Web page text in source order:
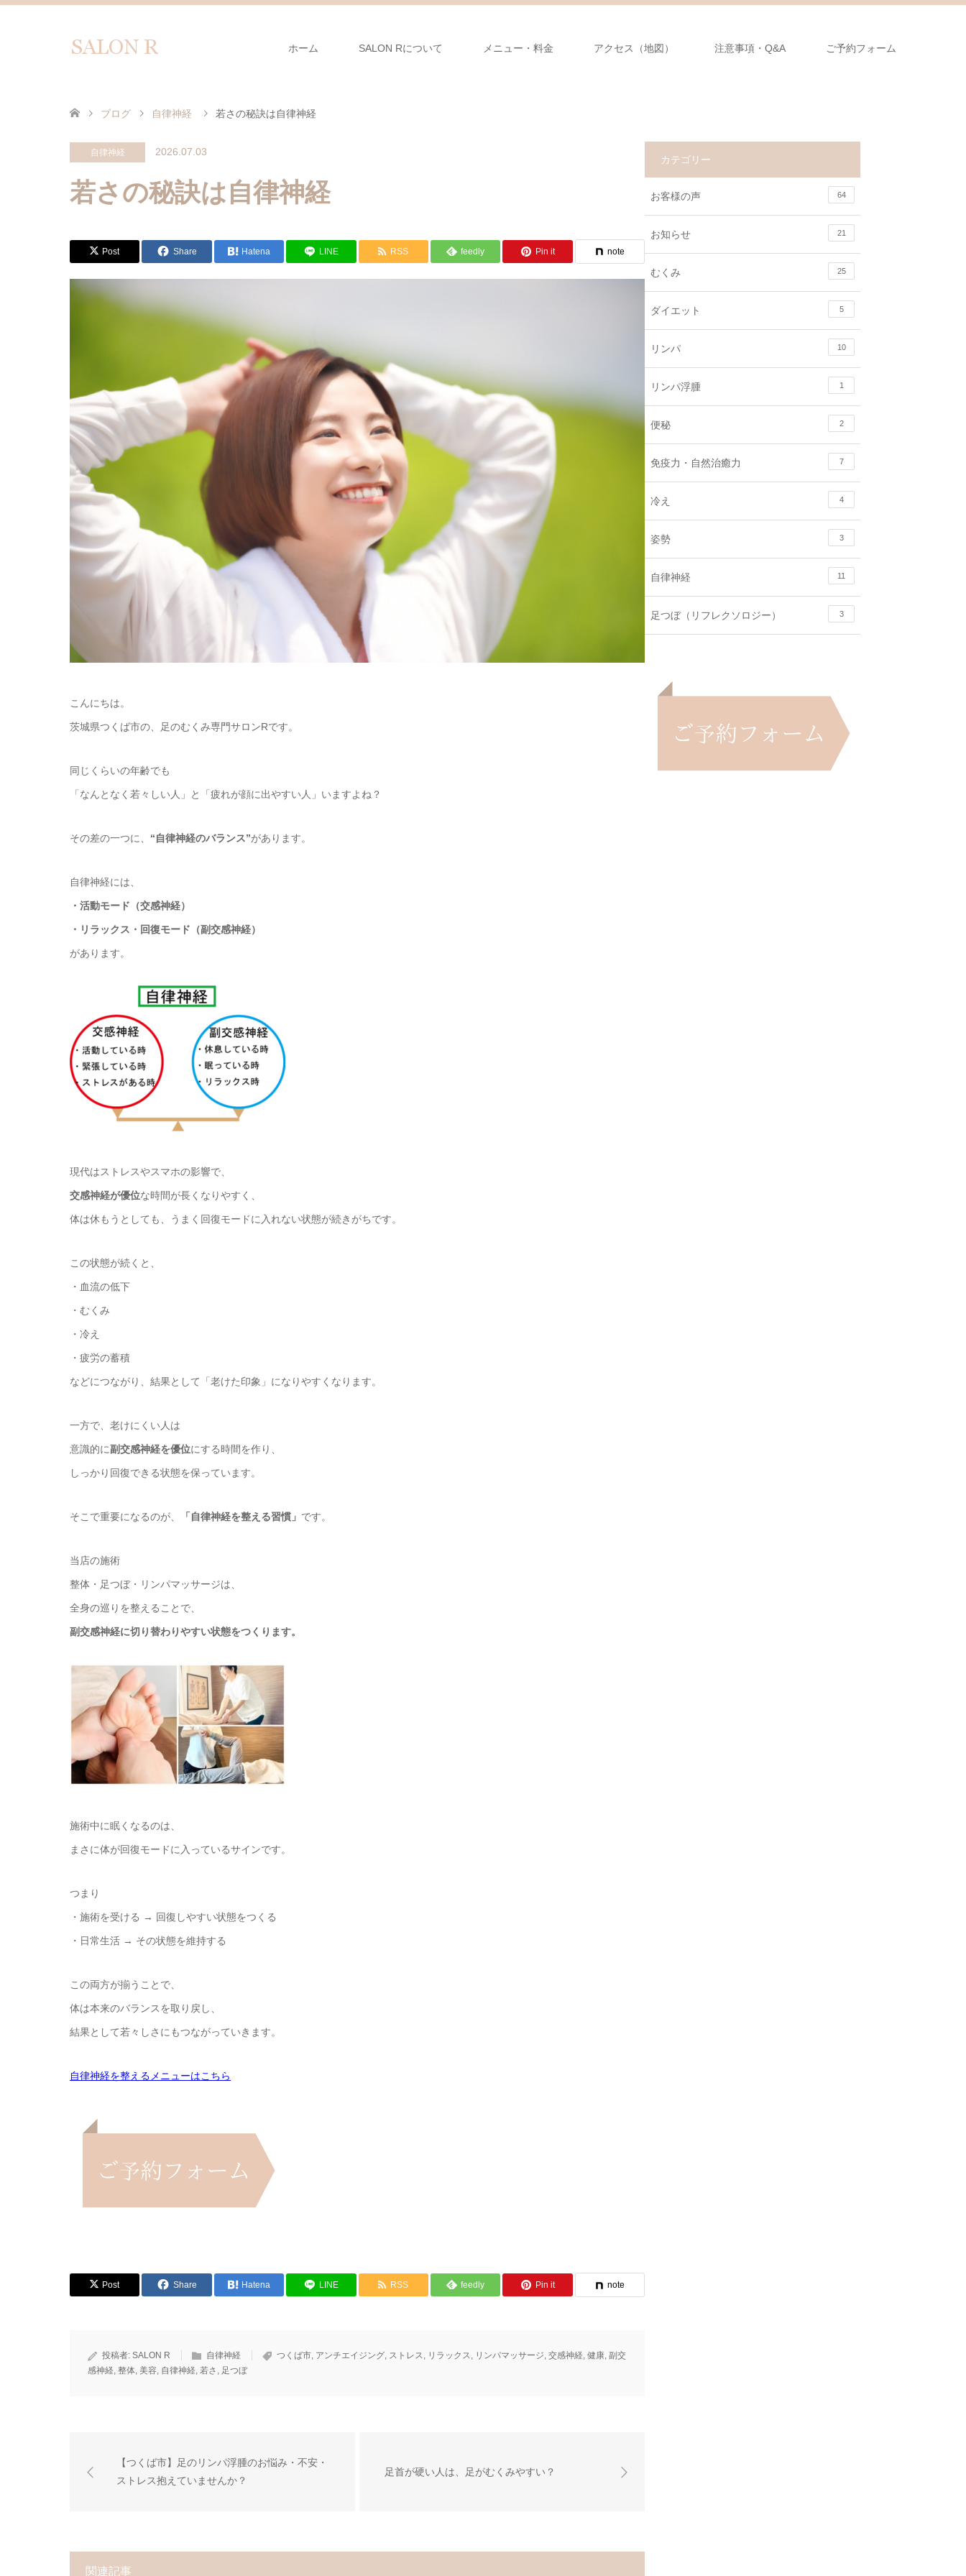
ホーム SALON Rについて メニュー・料金 アクセス（地図） 注意事項・Q&A ご予約フォーム
ブログ 自律神経 若さの秘訣は自律神経
自律神経 2026.07.03
若さの秘訣は自律神経
Post Share Hatena LINE RSS feedly Pin it note
こんにちは。
茨城県つくば市の、足のむくみ専門サロンRです。
同じくらいの年齢でも
「なんとなく若々しい人」と「疲れが顔に出やすい人」いますよね？
その差の一つに、 “自律神経のバランス”があります。
自律神経には、
・活動モード（交感神経）
・リラックス・回復モード（副交感神経）
があります。
現代はストレスやスマホの影響で、
交感神経が優位な時間が長くなりやすく、
体は休もうとしても、うまく回復モードに入れない状態が続きがちです。
この状態が続くと、
・血流の低下
・むくみ
・冷え
・疲労の蓄積
などにつながり、結果として「老けた印象」になりやすくなります。
一方で、老けにくい人は
意識的に副交感神経を優位にする時間を作り、
しっかり回復できる状態を保っています。
そこで重要になるのが、 「自律神経を整える習慣」 です。
当店の施術
整体・足つぼ・リンパマッサージは、
全身の巡りを整えることで、
副交感神経に切り替わりやすい状態をつくります。
施術中に眠くなるのは、
まさに体が回復モードに入っているサインです。
つまり
・施術を受ける → 回復しやすい状態をつくる
・日常生活 → その状態を維持する
この両方が揃うことで、
体は本来のバランスを取り戻し、
結果として若々しさにもつながっていきます。
自律神経を整えるメニューはこちら
Post Share Hatena LINE RSS feedly Pin it note
投稿者: SALON R 自律神経 つくば市, アンチエイジング, ストレス, リラックス, リンパマッサージ, 交感神経, 健康, 副交
感神経, 整体, 美容, 自律神経, 若さ , 足つぼ
【つくば市】足のリンパ浮腫のお悩み・不安・
ストレス抱えていませんか？
足首が硬い人は、足がむくみやすい？
関連記事
カテゴリー
お客様の声 64
お知らせ 21
むくみ 25
ダイエット 5
リンパ 10
リンパ浮腫 1
便秘 2
免疫力・自然治癒力 7
冷え 4
姿勢 3
自律神経 11
足つぼ（リフレクソロジー） 3